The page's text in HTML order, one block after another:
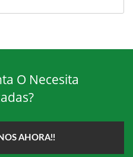
O Necesita
AHORA!!